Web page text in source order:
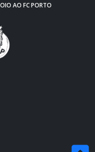
AO FC PORTO